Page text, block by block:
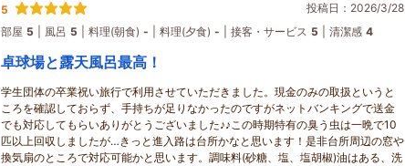
5
投稿日：2026/3/28
部屋 5 風呂 5 料理(朝食) - 料理(夕食) - 接客・サービス 5 清潔感 4
卓球場と露天風呂最高！
学生団体の卒業祝い旅行で利用させていただきました。現金のみの取扱というと
ころを確認しておらず、手持ちが足りなかったのですがネットバンキングで送金
でも対応してもらいありがとうございました♪♪この時期特有の臭う虫は一晩で10
匹以上回収しましたが…きっと進入路は台所かなと思います！是非台所周辺の窓や
換気扇のところで対応可能かと思います。調味料(砂糖、塩、塩胡椒)油はある、洗